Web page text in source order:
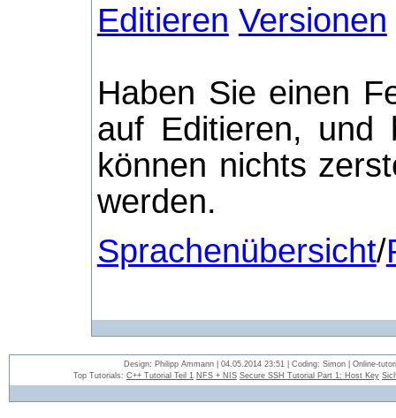
Editieren Versionen
Haben Sie einen
auf Editieren, und
können nichts
werden.
Sprachenübersicht/
Design: Philipp Ammann | 04.05.2014 23:51 | Coding: Simon | Online-
Top Tutorials: C++ Tutorial Teil 1 NFS + NIS Secure SSH Tutorial Part 1: Host Key